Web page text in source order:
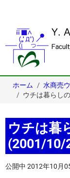
ホーム 水商売
ウチは暮らし
ウチは暮
(2001/10/
公開中 2012年10月